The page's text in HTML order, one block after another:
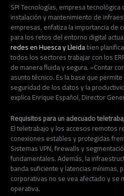
SPI Tecnologías, empresa
instalación y mantenimiento de
empresas, enfatiza la importancia de
para los retos del entorno digital
redes en Huesca y Lleidabien
todos los sectores trabajar con los
de manera fluida y segura. «Contar
asunto técnico. Es la base que
seguridad de los datos y la
explica Enrique Español, Director
Requisitos para un adecuado
El teletrabajo y los accesos remotos
conexiones estables y protegidas
Sistemas VPN, firewalls y
fundamentales. Además, la
banda suficiente y latencias mínimas,
corporativas no se vea afectado y se
operativa.